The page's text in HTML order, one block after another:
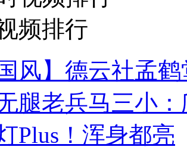
频排行
国风】德云社孟
腿老兵马三小
Plus！浑身都亮